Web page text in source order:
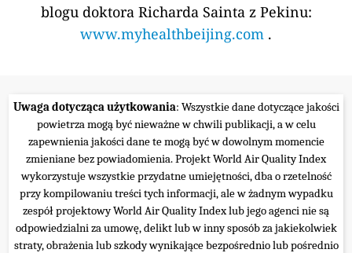
blogu doktora Richarda Sainta z Pekinu:
www.myhealthbeijing.com .
Uwaga dotycząca użytkowania: Wszystkie dane dotyczące jakości
powietrza mogą być nieważne w chwili publikacji, a w celu
zapewnienia jakości dane te mogą być w dowolnym momencie
zmieniane bez powiadomienia. Projekt World Air Quality Index
wykorzystuje wszystkie przydatne umiejętności, dba o rzetelność
przy kompilowaniu treści tych informacji, ale w żadnym wypadku
zespół projektowy World Air Quality Index lub jego agenci nie są
odpowiedzialni za umowę, delikt lub w inny sposób za jakiekolwiek
straty, obrażenia lub szkody wynikające bezpośrednio lub pośrednio